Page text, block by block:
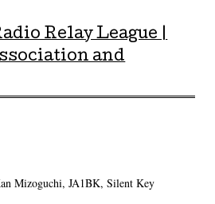
Relay League |
and
Mizoguchi, JA1BK, Silent Key